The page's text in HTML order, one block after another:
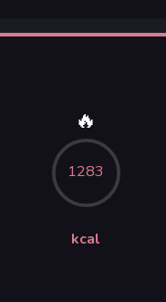
🔥
1283
kcal